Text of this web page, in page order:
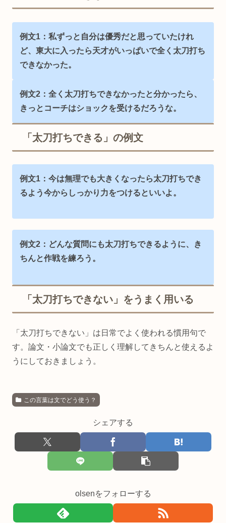
例文1：私ずっと自分は優秀だと思っていたけれ
ど、東大に入ったら天才がいっぱいで全く太刀打ち
できなかった。
例文2：全く太刀打ちできなかったと分かったら、
きっとコーチはショックを受けるだろうな。
「太刀打ちできる」の例文
例文1：今は無理でも大きくなったら太刀打ちでき
るよう今からしっかり力をつけるといいよ。
例文2：どんな質問にも太刀打ちできるように、き
ちんと作戦を練ろう。
「太刀打ちできない」をうまく用いる
「太刀打ちできない」は日常でよく使われる慣用句で
す。論文・小論文でも正しく理解してきちんと使えるよ
うにしておきましょう。
この言葉は文でどう使う？
シェアする
olsenをフォローする